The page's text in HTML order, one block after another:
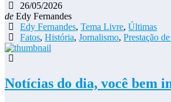
26/05/2026
de Edy Fernandes
Edy Fernandes,Tema Livre,Últimas
Fatos,História,Jornalismo,Prestação
Notícias do dia, você bem